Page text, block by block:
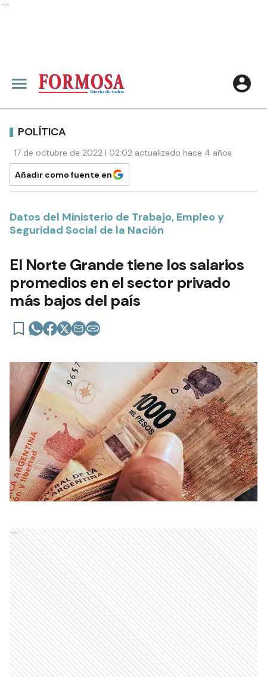
Ads
POLÍTICA
17 de octubre de 2022 | 02:02 actualizado hace 4 años
Añadir como fuente en
Datos del Ministerio de Trabajo, Empleo y
Seguridad Social de la Nación
El Norte Grande tiene los salarios
promedios en el sector privado
más bajos del país
Ads